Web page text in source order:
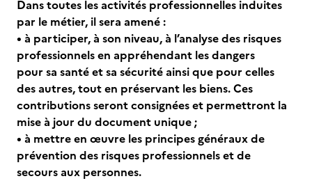
Dans toutes les activités professionnelles induites
par le métier, il sera amené :
• à participer, à son niveau, à l’analyse des risques
professionnels en appréhendant les dangers
pour sa santé et sa sécurité ainsi que pour celles
des autres, tout en préservant les biens. Ces
contributions seront consignées et permettront la
mise à jour du document unique ;
• à mettre en œuvre les principes généraux de
prévention des risques professionnels et de
secours aux personnes.